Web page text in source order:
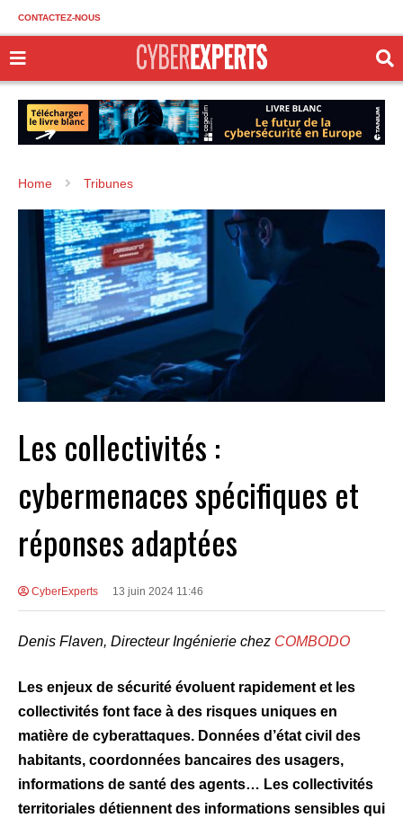
CONTACTEZ-NOUS
Home Tribunes
Les collectivités :
cybermenaces spécifiques et
réponses adaptées
CyberExperts 13 juin 2024 11:46
Denis Flaven, Directeur Ingénierie chez COMBODO
Les enjeux de sécurité évoluent rapidement et les
collectivités font face à des risques uniques en
matière de cyberattaques. Données d’état civil des
habitants, coordonnées bancaires des usagers,
informations de santé des agents… Les collectivités
territoriales détiennent des informations sensibles qui